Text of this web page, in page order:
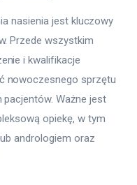
nasienia jest kluczowy
Przede wszystkim
i kwalifikacje
nowoczesnego sprzętu
Ważne jest
opiekę, w tym
andrologiem oraz